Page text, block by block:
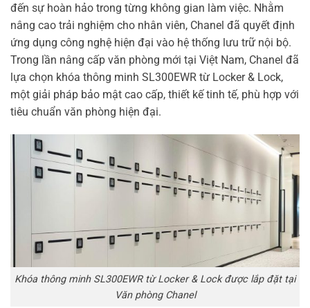
đến sự hoàn hảo trong từng không gian làm việc. Nhằm
nâng cao trải nghiệm cho nhân viên, Chanel đã quyết định
ứng dụng công nghệ hiện đại vào hệ thống lưu trữ nội bộ.
Trong lần nâng cấp văn phòng mới tại Việt Nam, Chanel đã
lựa chọn khóa thông minh SL300EWR từ Locker & Lock,
một giải pháp bảo mật cao cấp, thiết kế tinh tế, phù hợp với
tiêu chuẩn văn phòng hiện đại.
Khóa thông minh SL300EWR từ Locker & Lock được lắp đặt tại
Văn phòng Chanel